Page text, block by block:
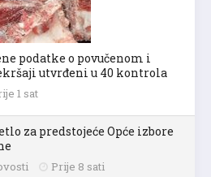
podatke o povučenom i
utvrđeni u 40 kontrola
1 sat
za predstojeće Opće izbore
Prije 8 sati